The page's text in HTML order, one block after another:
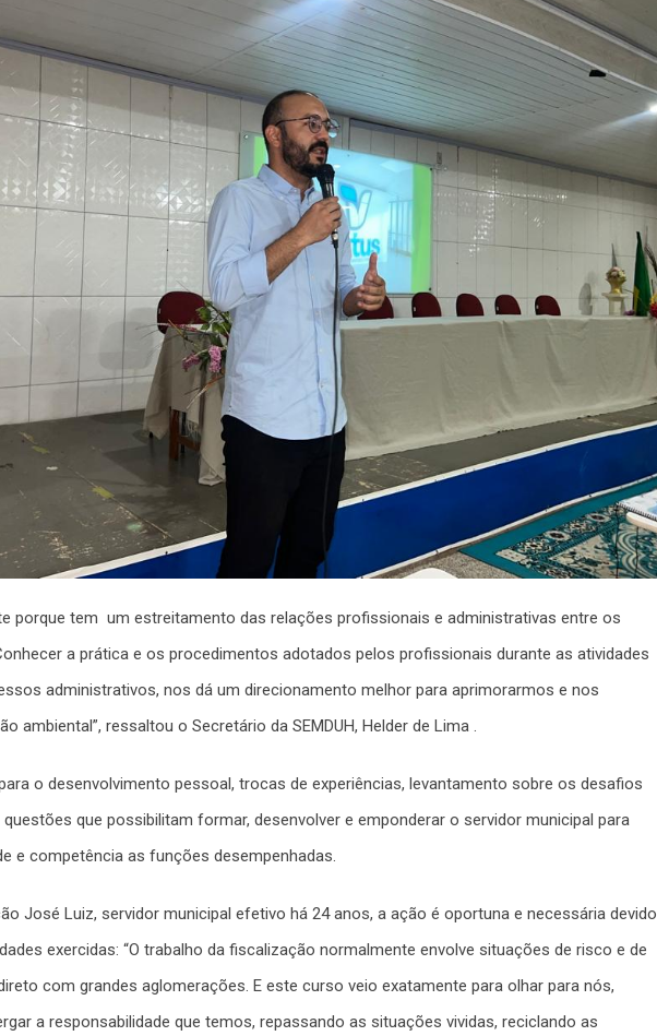
porque tem um estreitamento das relações profissionais e administrativas entre os
a prática e os procedimentos adotados pelos profissionais durante as atividades
administrativos, nos dá um direcionamento melhor para aprimorarmos e nos
ambiental”, ressaltou o Secretário da SEMDUH, Helder de Lima .
o desenvolvimento pessoal, trocas de experiências, levantamento sobre os desafios
que possibilitam formar, desenvolver e emponderar o servidor municipal para
e competência as funções desempenhadas.
José Luiz, servidor municipal efetivo há 24 anos, a ação é oportuna e necessária devido
exercidas: “O trabalho da fiscalização normalmente envolve situações de risco e de
com grandes aglomerações. E este curso veio exatamente para olhar para nós,
a responsabilidade que temos, repassando as situações vividas, reciclando as